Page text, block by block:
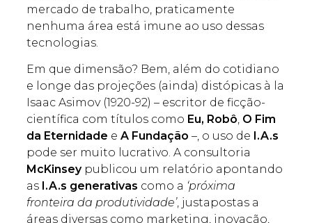
mercado de trabalho, praticamente
nenhuma área está imune ao uso dessas
tecnologias.
Em que dimensão? Bem, além do cotidiano
e longe das projeções (ainda) distópicas à la
Isaac Asimov (1920-92) – escritor de ficção-
científica com títulos como Eu, Robô, O Fim
da Eternidade eA Fundação –, o uso de I.A.s
pode ser muito lucrativo. A consultoria
McKinseypublicou um relatório apontando
as I.A.s generativas como a ‘próxima
fronteira da produtividade’, justapostas a
áreas diversas como marketing, inovação,